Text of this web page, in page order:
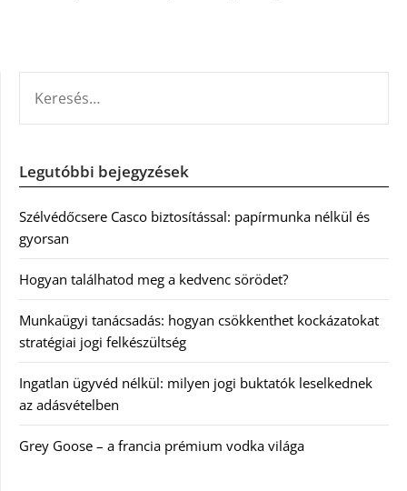
Legutóbbi bejegyzések
Szélvédőcsere Casco biztosítással: papírmunka nélkül és
gyorsan
Hogyan találhatod meg a kedvenc sörödet?
Munkaügyi tanácsadás: hogyan csökkenthet kockázatokat
stratégiai jogi felkészültség
Ingatlan ügyvéd nélkül: milyen jogi buktatók leselkednek
az adásvételben
Grey Goose – a francia prémium vodka világa